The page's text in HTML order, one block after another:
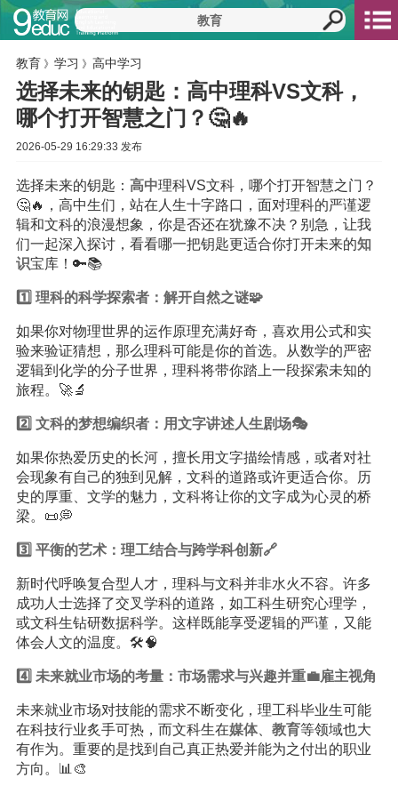
教育 》 学习 》 高中学习
选择未来的钥匙：高中理科VS文科，
哪个打开智慧之门？🤔🔥
2026-05-29 16:29:33 发布
选择未来的钥匙： 高中理科VS文科，哪个打开智慧之门？
🤔🔥，高中生们，站在人生十字路口，面对理科的严谨逻
辑和文科的浪漫想象，你是否还在犹豫不决？别急，让我
们一起深入探讨，看看哪一把钥匙更适合你打开未来的知
识宝库！🔑📚
1️⃣ 理科的科学探索者：解开自然之谜🧩
如果你对物理世界的运作原理充满好奇，喜欢用公式和实
验来验证猜想，那么理科可能是你的首选。从数学的严密
逻辑到化学的分子世界，理科将带你踏上一段探索未知的
旅程。🚀🔬
2️⃣ 文科的梦想编织者：用文字讲述人生剧场🎭
如果你热爱历史的长河，擅长用文字描绘情感，或者对社
会现象有自己的独到见解，文科的道路或许更适合你。历
史的厚重、文学的魅力，文科将让你的文字成为心灵的桥
梁。📜💭
3️⃣ 平衡的艺术：理工结合与跨学科创新🔗
新时代呼唤复合型人才，理科与文科并非水火不容。许多
成功人士选择了交叉学科的道路，如工科生研究心理学，
或文科生钻研数据科学。这样既能享受逻辑的严谨，又能
体会人文的温度。🛠️🧠
4️⃣ 未来就业市场的考量：市场需求与兴趣并重💼雇主视角
未来就业市场对技能的需求不断变化，理工科毕业生可能
在科技行业炙手可热，而文科生在媒体、 教育等领域也大
有作为。重要的是找到自己真正热爱并能为之付出的职业
方向。📊🎨